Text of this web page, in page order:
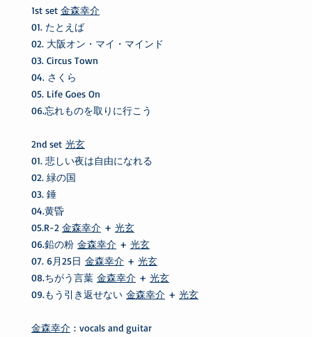
1st set 金森幸介
01. たとえば
02. 大阪オン・マイ・マインド
03. Circus Town
04. さくら
05. Life Goes On
06.忘れものを取りに行こう
2nd set 光玄
01. 悲しい夜は自由になれる
02. 緑の国
03. 錘
04.黄昏
05.R-2 金森幸介 + 光玄
06.鉛の粉 金森幸介 + 光玄
07. 6月25日 金森幸介 + 光玄
08.ちがう言葉 金森幸介 + 光玄
09.もう引き返せない 金森幸介 + 光玄
金森幸介 : vocals and guitar